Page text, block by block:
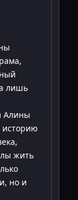
лишь
Алины
историю
жить
но и